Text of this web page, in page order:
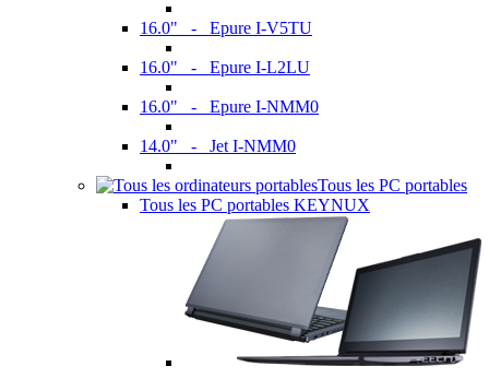
16.0" - Epure I-V5TU
16.0" - Epure I-L2LU
16.0" - Epure I-NMM0
14.0" - Jet I-NMM0
Tous les PC portables
Tous les PC portables KEYNUX